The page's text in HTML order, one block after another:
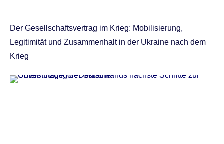
Der Gesellschaftsvertrag im Krieg: Mobilisierung,
Legitimität und Zusammenhalt in der Ukraine nach dem
Krieg